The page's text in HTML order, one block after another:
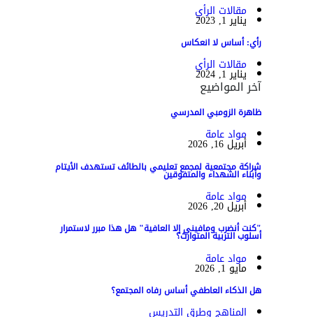
مقالات الرأي
يناير 1, 2023
رأي: أساس لا انعكاس
مقالات الرأي
يناير 1, 2024
آخر المواضيع
ظاهرة الزومبي المدرسي
مواد عامة
أبريل 16, 2026
شراكة مجتمعية لمجمع تعليمي بالطائف تستهدف الأيتام
وأبناء الشهداء والمتفوقين
مواد عامة
أبريل 20, 2026
"كنت أنضرب ومافيني إلا العافية" هل هذا مبرر لاستمرار
أسلوب التربية المتوارث؟
مواد عامة
مايو 1, 2026
هل الذكاء العاطفي أساس رفاه المجتمع؟
المناهج وطرق التدريس